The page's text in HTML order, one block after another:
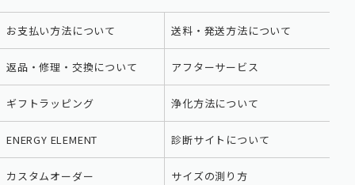
お支払い方法について 送料・発送方法について
返品・修理・交換について アフターサービス
ギフトラッピング 浄化方法について
ENERGY ELEMENT 診断サイトについて
カスタムオーダー サイズの測り方